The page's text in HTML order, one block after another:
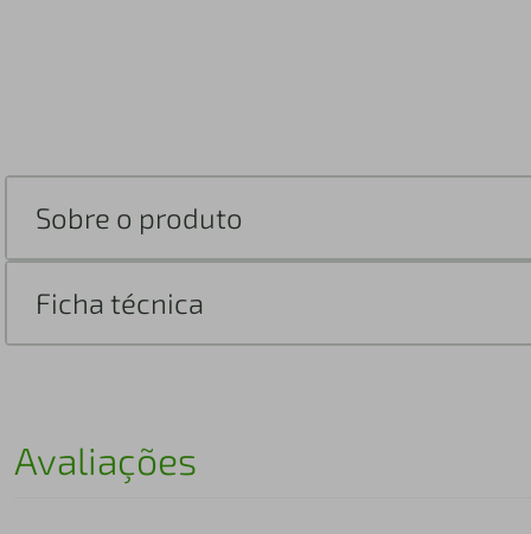
Sobre o produto
Ficha técnica
Avaliações